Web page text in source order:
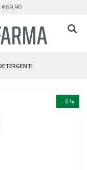
€69,90
- 6 %